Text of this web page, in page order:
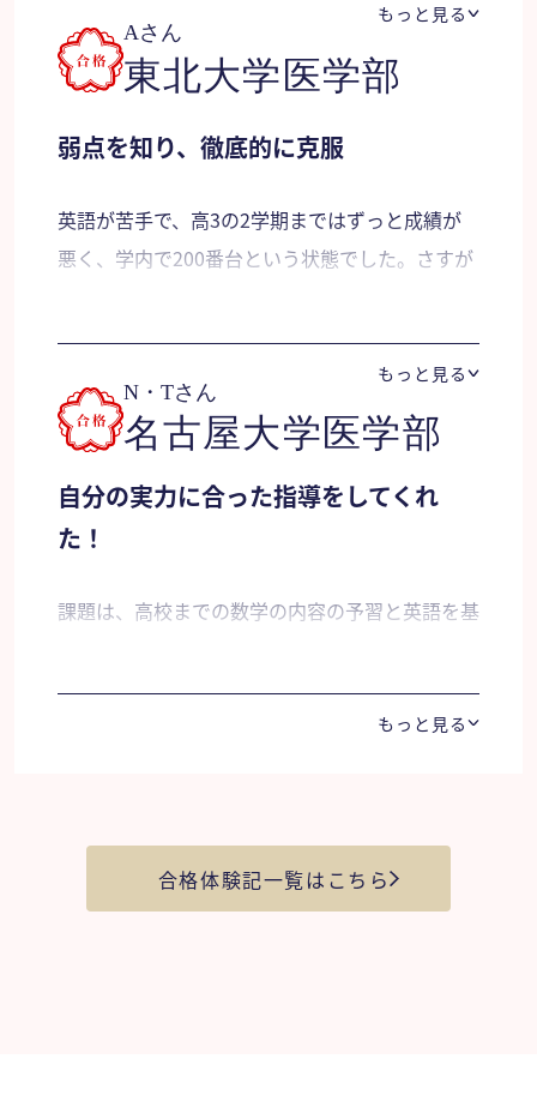
いことが多くなったんですが、すごくわかりやす
く教えていただいて。そのおかげで数学がだいぶ
得意になったっていうのはあります。自分が疑問
に思ったりとか、そういうところを高校の範囲か
くださって、数学がいっそう得意になるっていう
ことにつながりましたね。丁寧な個別指導と、難
保護者様より
お二人の先生が指導してくださって、ほんとに高
校の時の伸びは、そのおかげかなと。先生方がほ
て、次男もご指導いただいたんです。勉強嫌いな
強く指導してもらえてよかったですねぇ。そうい
う適任の方をこう人選していただいたおかげなん
気にかけてくださって、ありがたいことだなあと
思いました。
もっと見る
Aさん
東北大学医学部
弱点を知り、徹底的に克服
英語が苦手で、高3の2学期まではずっと成績が
悪く、学内で200番台という状態でした。さすが
い、そこを重点的に指導して頂きながら、入試前
までに単語集を頭から4～5往復し、東北大系の
プレテストの問題集に取り組みました。数学・化
学に関しては、苦手なところを中心にフォローし
て頂きながら、全体的な学力アップに力をいれて
もっと見る
N・Tさん
名古屋大学医学部
自分の実力に合った指導をしてくれ
た！
課題は、高校までの数学の内容の予習と英語を基
合った問題の演習をしてくれました。模試の成績
が悪く不安になった時期は、周りの方々を頼った
もっと見る
合格体験記一覧はこちら